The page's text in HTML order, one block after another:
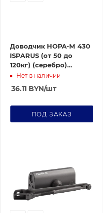
Доводчик НОРА-М 430
ISPARUS (от 50 до
120кг) (серебро)
морозостойкий
Нет в наличии
36.11BYN/шт
ПОД ЗАКАЗ